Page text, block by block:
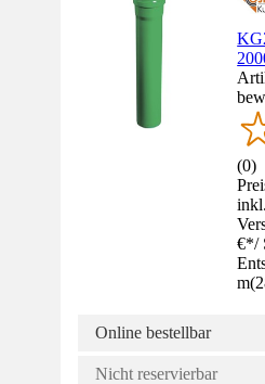
(0)
€*/
m(
Online bestellbar
Nicht reservierbar